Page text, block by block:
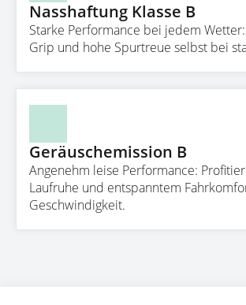
Nasshaftung Klasse B
Starke Performance bei jedem
Grip und hohe Spurtreue selbst bei
Geräuschemission B
Angenehm leise Performance:
Laufruhe und entspanntem
Geschwindigkeit.